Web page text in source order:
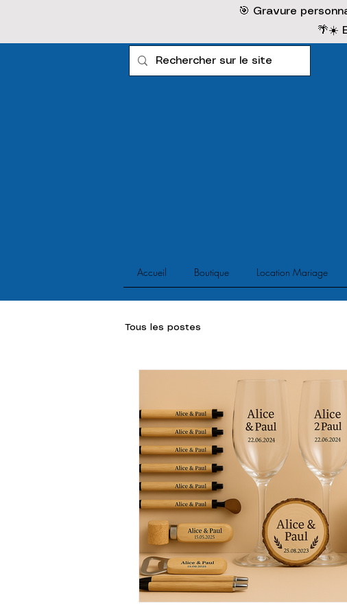
🎯 Gravure
🌴☀️
Accueil Boutique Location Mariage
Tous les postes